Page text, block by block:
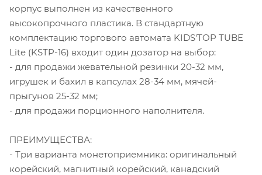
корпус выполнен из качественного
высокопрочного пластика. В стандартную
комплектацию торгового автомата KIDS'TOP TUBE
Lite (KSTP-16) входит один дозатор на выбор:
- для продажи жевательной резинки 20-32 мм,
игрушек и бахил в капсулах 28-34 мм, мячей-
прыгунов 25-32 мм;
- для продажи порционного наполнителя.
ПРЕИМУЩЕСТВА:
- Три варианта монетоприемника: оригинальный
корейский, магнитный корейский, канадский